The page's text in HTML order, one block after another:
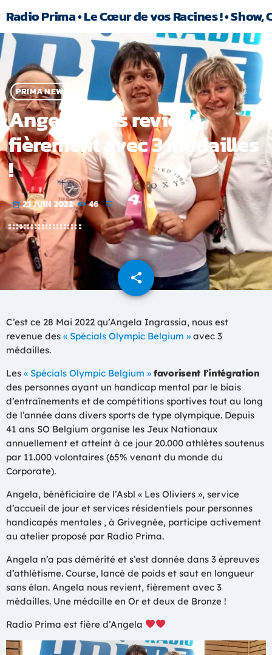
Radio Prima • Le Cœur de vos Racines ! •
PRIMA NEWS
Angela nous revient,
fièrement avec 3 médailles
!
today 23 JUIN 2022 46
share
email
C’est ce 28 Mai 2022 qu’Angela Ingrassia, nous est
revenue des « Spécials Olympic Belgium » avec 3
médailles.
Les « Spécials Olympic Belgium » favorisent l’intégration
des personnes ayant un handicap mental par le biais
d’entraînements et de compétitions sportives tout au long
de l’année dans divers sports de type olympique. Depuis
41 ans SO Belgium organise les Jeux Nationaux
annuellement et atteint à ce jour 20.000 athlètes soutenus
par 11.000 volontaires (65% venant du monde du
Corporate).
Angela, bénéficiaire de l’Asbl « Les Oliviers », service
d’accueil de jour et services résidentiels pour personnes
handicapés mentales , à Grivegnée, participe activement
au atelier proposé par Radio Prima.
Angela n’a pas démérité et s’est donnée dans 3 épreuves
d’athlétisme. Course, lancé de poids et saut en longueur
sans élan. Angela nous revient, fièrement avec 3
médailles. Une médaille en Or et deux de Bronze !
Radio Prima est fière d’Angela